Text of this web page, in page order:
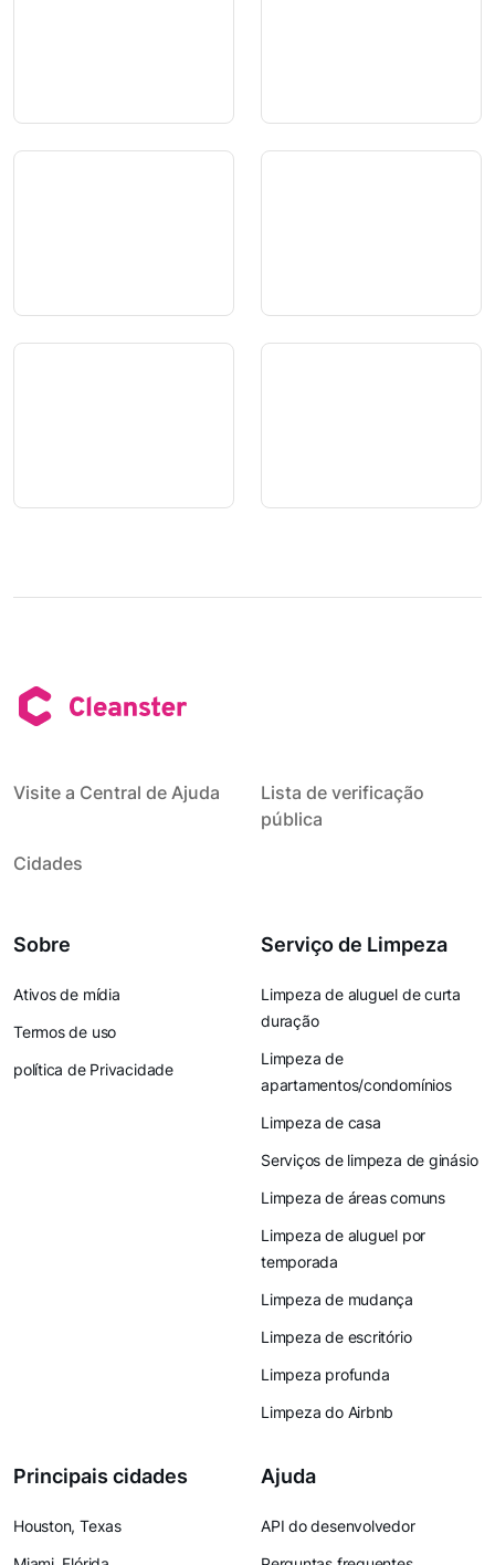
Visite a Central de Ajuda
Lista de verificação
pública
Cidades
Sobre
Ativos de mídia
Termos de uso
política de Privacidade
Serviço de Limpeza
Limpeza de aluguel de curta
duração
Limpeza de
apartamentos/condomínios
Limpeza de casa
Serviços de limpeza de ginásio
Limpeza de áreas comuns
Limpeza de aluguel por
temporada
Limpeza de mudança
Limpeza de escritório
Limpeza profunda
Limpeza do Airbnb
Principais cidades
Houston, Texas
Ajuda
API do desenvolvedor